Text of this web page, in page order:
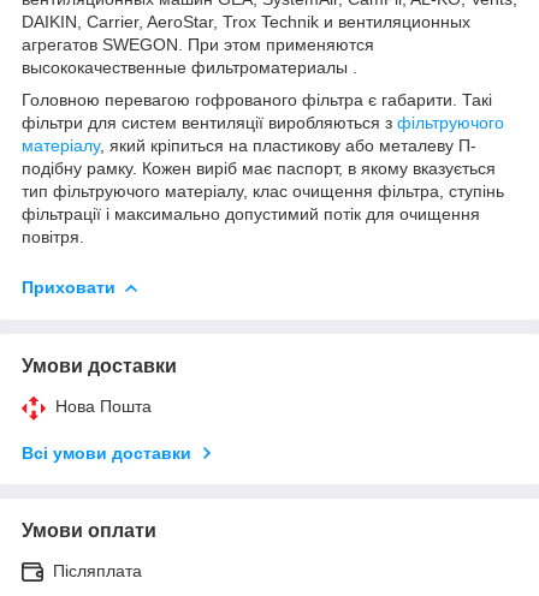
DAIKIN, Carrier, AeroStar, Trox Technik и вентиляционных
агрегатов SWEGON. При этом применяются
высококачественные фильтроматериалы .
Головною перевагою гофрованого фільтра є габарити. Такі
фільтри для систем вентиляції виробляються з фільтруючого
матеріалу, який кріпиться на пластикову або металеву П-
подібну рамку. Кожен виріб має паспорт, в якому вказується
тип фільтруючого матеріалу, клас очищення фільтра, ступінь
фільтрації і максимально допустимий потік для очищення
повітря.
Приховати
Умови доставки
Нова Пошта
Всі умови доставки
Умови оплати
Післяплата